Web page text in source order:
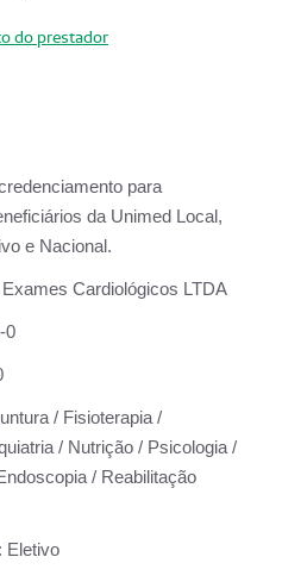
do prestador
para
da Unimed Local,
e Nacional.
Cardiológicos LTDA
0
/ Fisioterapia /
/ Nutrição / Psicologia /
/ Reabilitação
Eletivo